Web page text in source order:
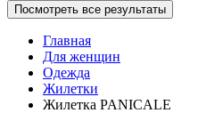
Посмотреть все результаты
Главная
Для женщин
Одежда
Жилетки
Жилетка PANICALE